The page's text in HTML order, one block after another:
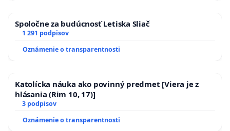
Spoločne za budúcnosť Letiska Sliač
1 291 podpisov
Oznámenie o transparentnosti
Katolícka náuka ako povinný predmet [Viera je z
hlásania (Rim 10, 17)]
3 podpisov
Oznámenie o transparentnosti